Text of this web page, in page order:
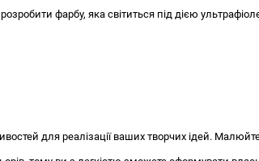
фарбу, яка світиться під дією
для реалізації ваших творчих ідей.